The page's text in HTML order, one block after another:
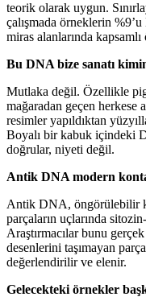
teorik olarak uygun.
çalışmada örneklerin
miras alanlarında
Bu DNA bize sanatı
Mutlaka değil. Özellikle
mağaradan geçen
resimler yapıldıktan
Boyalı bir kabuk içindeki
doğrular, niyeti değil.
Antik DNA modern
Antik DNA, öngörülebilir
parçaların uçlarında
Araştırmacılar bunu
desenlerini taşımayan
değerlendirilir ve elenir.
Gelecekteki örnekler